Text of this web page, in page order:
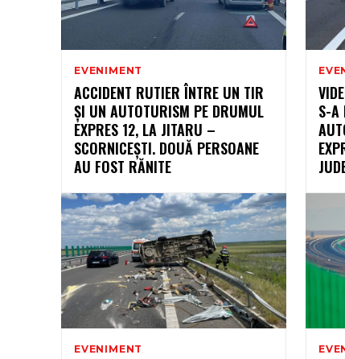
EVENIMENT
ACCIDENT RUTIER ÎNTRE UN TIR
ȘI UN AUTOTURISM PE DRUMUL
EXPRES 12, LA JITARU –
SCORNICEȘTI. DOUĂ PERSOANE
AU FOST RĂNITE
S-A
EVENIMENT